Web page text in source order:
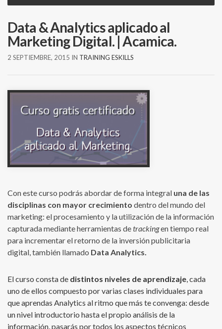
Data & Analytics aplicado al
Marketing Digital. | Acamica.
2 SEPTIEMBRE, 2015 IN TRAINING ESKILLS
Con este curso podrás abordar de forma integral una de las
disciplinas con mayor crecimiento dentro del mundo del
marketing: el procesamiento y la utilización de la información
capturada mediante herramientas detrackingen tiempo real
para incrementar el retorno de la inversión publicitaria
digital, también llamado Data Analytics.
El curso consta de distintos niveles de aprendizaje, cada
uno de ellos compuesto por varias clases individuales para
que aprendas Analytics al ritmo que más te convenga: desde
un nivel introductorio hasta el propio análisis de la
información, pasarás por todos los aspectos técnicos